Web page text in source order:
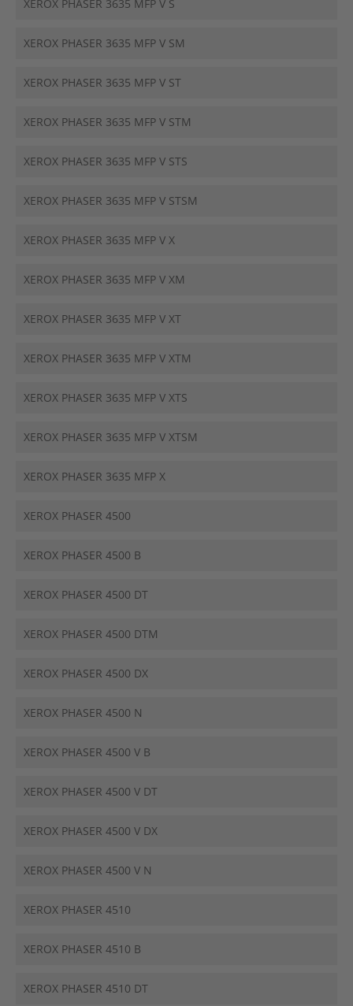
XEROX PHASER 3635 MFP V S
XEROX PHASER 3635 MFP V SM
XEROX PHASER 3635 MFP V ST
XEROX PHASER 3635 MFP V STM
XEROX PHASER 3635 MFP V STS
XEROX PHASER 3635 MFP V STSM
XEROX PHASER 3635 MFP V X
XEROX PHASER 3635 MFP V XM
XEROX PHASER 3635 MFP V XT
XEROX PHASER 3635 MFP V XTM
XEROX PHASER 3635 MFP V XTS
XEROX PHASER 3635 MFP V XTSM
XEROX PHASER 3635 MFP X
XEROX PHASER 4500
XEROX PHASER 4500 B
XEROX PHASER 4500 DT
XEROX PHASER 4500 DTM
XEROX PHASER 4500 DX
XEROX PHASER 4500 N
XEROX PHASER 4500 V B
XEROX PHASER 4500 V DT
XEROX PHASER 4500 V DX
XEROX PHASER 4500 V N
XEROX PHASER 4510
XEROX PHASER 4510 B
XEROX PHASER 4510 DT